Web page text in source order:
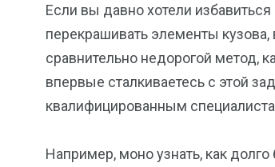
Если вы давно хотели
перекрашивать элементы
сравнительно недорогой метод,
впервые сталкиваетесь с этой
квалифицированным
Например, моно узнать, как